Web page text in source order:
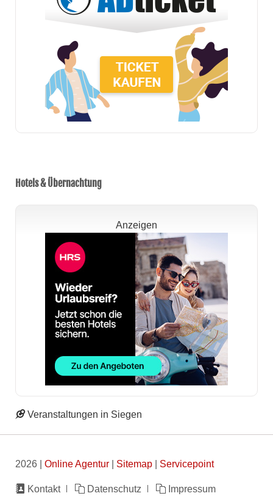
Hotels & Übernachtung
Anzeigen
Veranstaltungen in Siegen
2026 | Online Agentur| Sitemap| Servicepoint
Navigation
Kontakt Datenschutz Impressum